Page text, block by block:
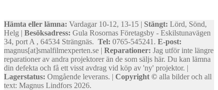
Hämta eller lämna: Vardagar 10-12, 13-15 | Stängt: Lörd, Sönd,
Helg | Besöksadress: Gula Rosornas Företagsby - Eskilstunavägen
34, port A , 64534 Strängnäs. Tel: 0765-545241. E-post:
magnus[at]smalfilmexperten.se | Reparationer: Jag utför inte längre
reparationer av andra projektorer än de som säljs här. Du kan lämna
din defekta och få ett visst avdrag vid köp av 'ny' projektor. |
Lagerstatus: Omgående leverans. | Copyright © alla bilder och all
text: Magnus Lindfors 2026.